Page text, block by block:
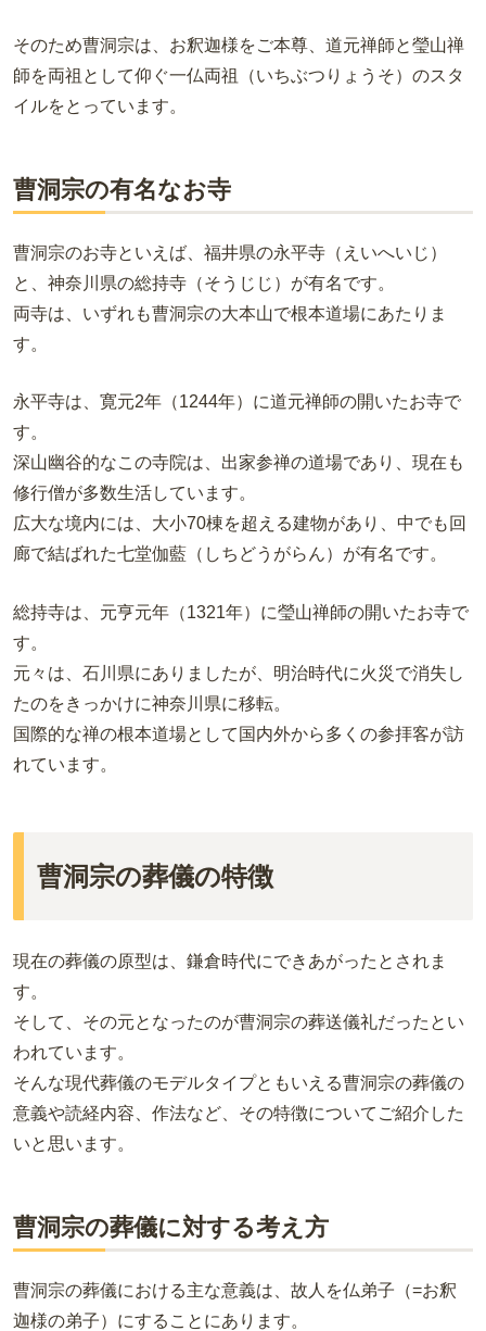
そのため曹洞宗は、お釈迦様をご本尊、道元禅師と瑩山禅
師を両祖として仰ぐ一仏両祖（いちぶつりょうそ）のスタ
イルをとっています。
曹洞宗の有名なお寺
曹洞宗のお寺といえば、福井県の永平寺（えいへいじ）
と、神奈川県の総持寺（そうじじ）が有名です。
両寺は、いずれも曹洞宗の大本山で根本道場にあたりま
す。
永平寺は、寛元2年（1244年）に道元禅師の開いたお寺で
す。
深山幽谷的なこの寺院は、出家参禅の道場であり、現在も
修行僧が多数生活しています。
広大な境内には、大小70棟を超える建物があり、中でも回
廊で結ばれた七堂伽藍（しちどうがらん）が有名です。
総持寺は、元亨元年（1321年）に瑩山禅師の開いたお寺で
す。
元々は、石川県にありましたが、明治時代に火災で消失し
たのをきっかけに神奈川県に移転。
国際的な禅の根本道場として国内外から多くの参拝客が訪
れています。
曹洞宗の葬儀の特徴
現在の葬儀の原型は、鎌倉時代にできあがったとされま
す。
そして、その元となったのが曹洞宗の葬送儀礼だったとい
われています。
そんな現代葬儀のモデルタイプともいえる曹洞宗の葬儀の
意義や読経内容、作法など、その特徴についてご紹介した
いと思います。
曹洞宗の葬儀に対する考え方
曹洞宗の葬儀における主な意義は、故人を仏弟子（=お釈
迦様の弟子）にすることにあります。